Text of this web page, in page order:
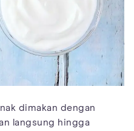
dimakan dengan
langsung hingga